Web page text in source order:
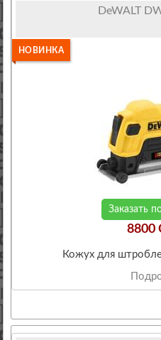
DeWALT
НОВИНКА
Заказать
8800
Кожух для